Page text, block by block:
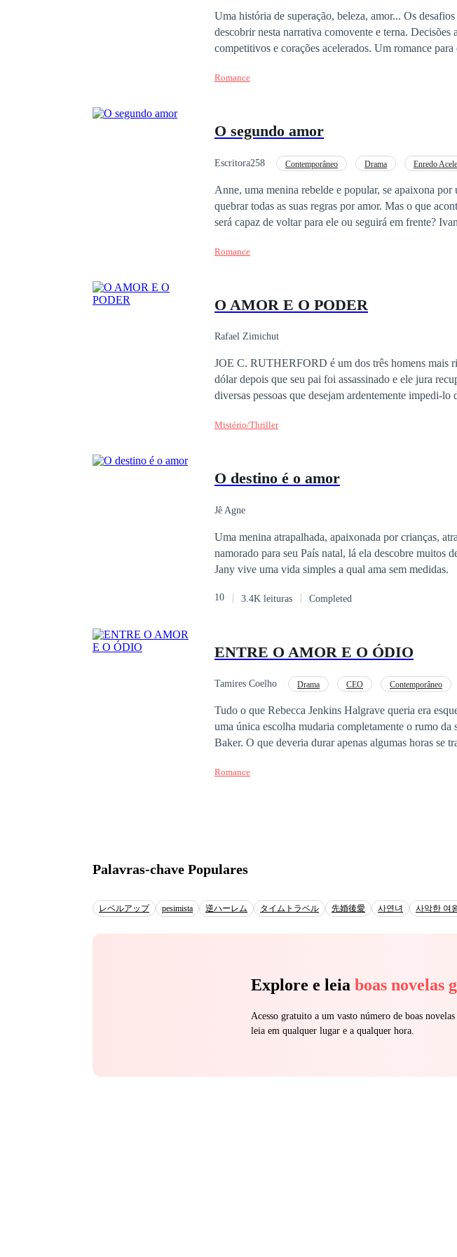
Uma história de superação, beleza, amor... Os
descobrir nesta narrativa comovente e terna.
competitivos e corações acelerados. Um romance para
Romance
O segundo amor
Escritora258 Contemporâneo Drama Enredo
Anne, uma menina rebelde e popular, se apaixona
quebrar todas as suas regras por amor. Mas o que
será capaz de voltar para ele ou seguirá em frente? Ivan, um menino rico e futuro herdeiro de uma imensa
de outras. Ele ama adrenalina: de dia, é um
sempre será apenas isso para ela? Entre traições, segredos e escolhas inesperadas, Anne precisará decidir: vale
todo?
Romance
O AMOR E O PODER
Rafael Zimichut
JOE C. RUTHERFORD é um dos três homens mais
dólar depois que seu pai foi assassinado e ele jura
diversas pessoas que desejam ardentemente impedi-
Mistério/Thriller
O destino é o amor
Jê Agne
Uma menina atrapalhada, apaixonada por crianças,
namorado para seu País natal, lá ela descobre muitos
Jany vive uma vida simples a qual ama sem medidas.
10 3.4K leituras Completed
ENTRE O AMOR E O ÓDIO
Tamires Coelho Drama CEO Contemporâneo
Tudo o que Rebecca Jenkins Halgrave queria era esquecer uma traição. O que
uma única escolha mudaria completamente o rumo
Baker. O que deveria durar apenas algumas horas se transforma em um fim de semana intenso, repleto de
grande amor está destinado a ter um caminho fácil. Rebecca e Alex descobrirão que o destino pode unir duas
linguagem imprópria, violência, abuso psicológico,
Romance
Palavras-chave Populares
レベルアップ pesimista 逆ハーレム タイムトラベル 先婚後愛 사연녀 사악한 여
Explore e leia boas novelas
Acesso gratuito a um vasto número de boas
leia em qualquer lugar e a qualquer hora.